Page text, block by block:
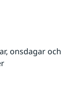
onsdagar och